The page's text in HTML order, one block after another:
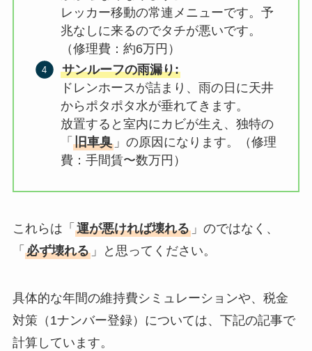
レッカー移動の常連メニューです。予
兆なしに来るのでタチが悪いです。
（修理費：約6万円）
サンルーフの雨漏り:
ドレンホースが詰まり、雨の日に天井
からポタポタ水が垂れてきます。
放置すると室内にカビが生え、独特の
「旧車臭 」の原因になります。（修理
費：手間賃〜数万円）
これらは「 運が悪ければ壊れる」のではなく、
「 必ず壊れる」と思ってください。
具体的な年間の維持費シミュレーションや、税金
対策（1ナンバー登録）については、下記の記事で
計算しています。